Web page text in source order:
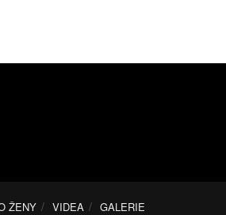
ŽENY VIDEA GALERIE